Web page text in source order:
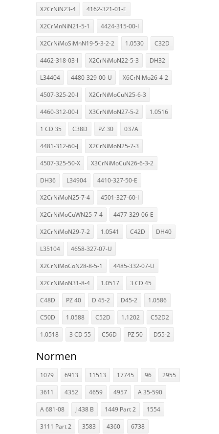
X2CrNiN23-4 4162-321-01-E
X2CrMnNiN21-5-1 4424-315-00-I
X2CrNiMoSiMnN19-5-3-2-2 1.0530 C32D
4462-318-03-I X2CrNiMoN22-5-3 DH32
L34404 4480-329-00-U X6CrNiMo26-4-2
4507-325-20-I X2CrNiMoCuN25-6-3
4460-312-00-I X3CrNiMoN27-5-2 1.0516
1 CD 35 C38D PZ 30 037A
4481-312-60-J X2CrNiMoN25-7-3
4507-325-50-X X3CrNiMoCuN26-6-3-2
DH36 L34904 4410-327-50-E
X2CrNiMoN25-7-4 4501-327-60-I
X2CrNiMoCuWN25-7-4 4477-329-06-E
X2CrNiMoN29-7-2 1.0541 C42D DH40
L35104 4658-327-07-U
X2CrNiMoCoN28-8-5-1 4485-332-07-U
X2CrNiMoN31-8-4 1.0517 3 CD 45
C48D PZ 40 D 45-2 D45-2 1.0586
C50D 1.0588 C52D 1.1202 C52D2
1.0518 3 CD 55 C56D PZ 50 D55-2
Normen
1079 6913 11513 17745 96 2955
3611 4352 4659 4957 A 35-590
A 681-08 J 438 B 1449 Part 2 1554
3111 Part 2 3583 4360 6738